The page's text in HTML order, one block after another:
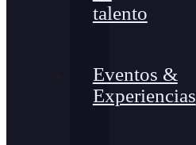
talento
Eventos &
Experiencias